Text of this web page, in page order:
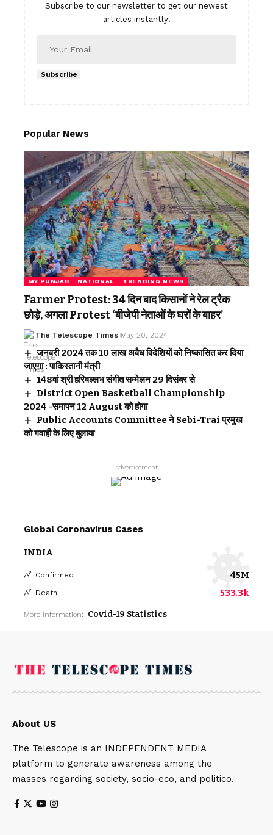
Subscribe to our newsletter to get our newest
articles instantly!
Subscribe
Popular News
MY PUNJAB NATIONAL TRENDING NEWS
Farmer Protest: 34 दिन बाद किसानों ने रेल ट्रैक
छोड़े, अगला Protest ‘बीजेपी नेताओं के घरों के बाहर’
The Telescope Times May 20, 2024
जनवरी 2024 तक 10 लाख अवैध विदेशियों को निष्कासित कर दिया
जाएगा : पाकिस्तानी मंत्री
148वां श्री हरिवल्लभ संगीत सम्मेलन 29 दिसंबर से
District Open Basketball Championship
2024 -समापन 12 August को होगा
Public Accounts Committee ने Sebi-Trai प्रमुख
को गवाही के लिए बुलाया
- Advertisement -
Global Coronavirus Cases
INDIA
Confirmed 45M
Death 533.3k
More Information: Covid-19 Statistics
About US
The Telescope is an INDEPENDENT MEDIA
platform to generate awareness among the
masses regarding society, socio-eco, and politico.